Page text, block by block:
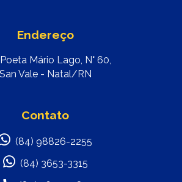
Endereço
Mário Lago, N° 60,
San Vale - Natal/RN
Contato
(84) 98826-2255
(84) 3653-3315